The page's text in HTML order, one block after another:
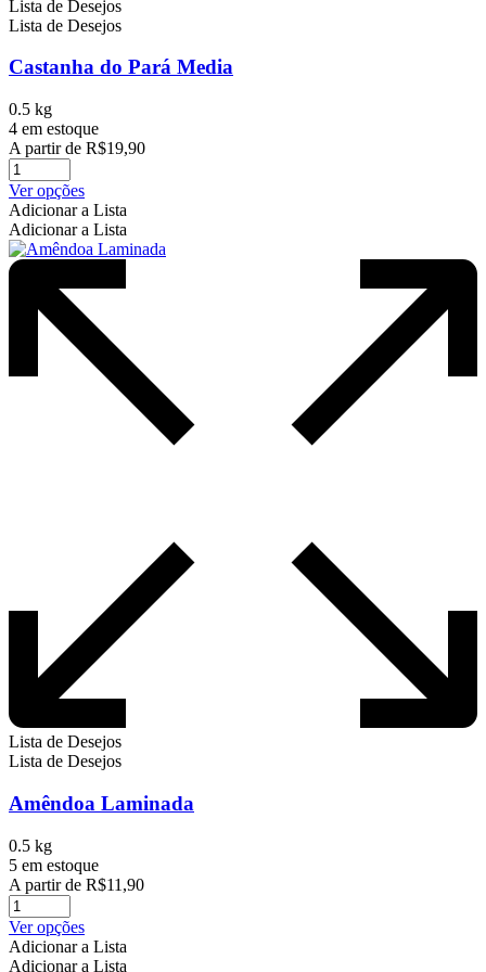
Lista de Desejos
Lista de Desejos
Castanha do Pará Media
0.5 kg
4 em estoque
A partir de R$19,90
Ver opçõesEste
produto
tem
várias
As
podem
escolhidas
página
Adicionar a Lista
Adicionar a Lista
Lista de Desejos
Lista de Desejos
Amêndoa Laminada
0.5 kg
5 em estoque
A partir de R$11,90
Ver opçõesEste
produto
tem
Adicionar a Lista
Adicionar a Lista